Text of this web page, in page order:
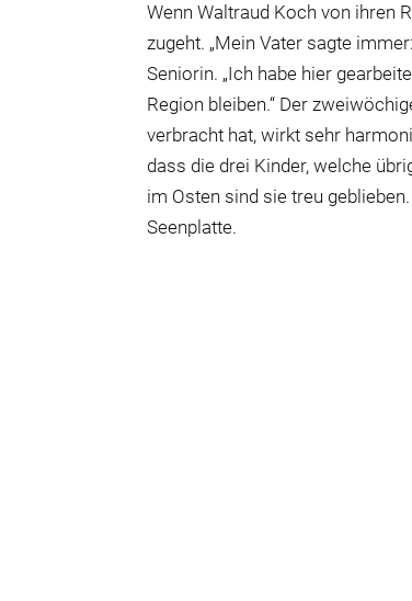
Wenn Waltraud Koch von ihren
zugeht. „Mein Vater sagte
Seniorin. „Ich habe hier
Region bleiben.“ Der
verbracht hat, wirkt sehr
dass die drei Kinder, welche
im Osten sind sie treu
Seenplatte.